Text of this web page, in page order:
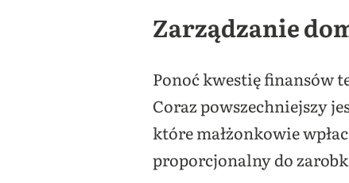
Zarządzanie
Ponoć kwestię finansów
Coraz powszechniejszy
które małżonkowie
proporcjonalny do